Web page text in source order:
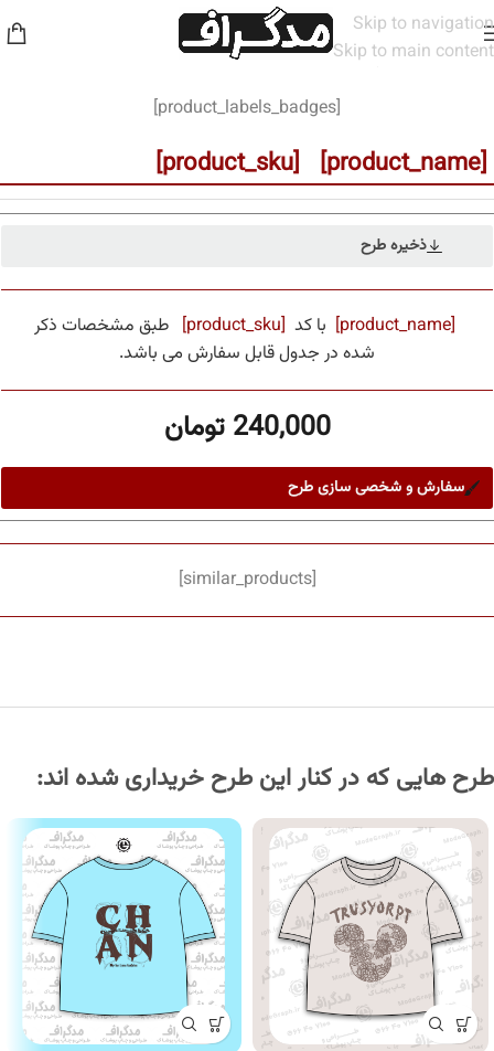
Skip to navigation
Skip to main content
خانه/مخاطب /زنانه
[product_labels_badges]
[product_name] [product_sku]
ذخیره طرح
[product_name] با کد [product_sku]
طبق مشخصات ذکر
شده در جدول قابل سفارش می باشد.
240,000 تومان
سفارش و شخصی سازی طرح
[similar_products]
طرح هایی که در کنار این طرح خریداری شده اند: